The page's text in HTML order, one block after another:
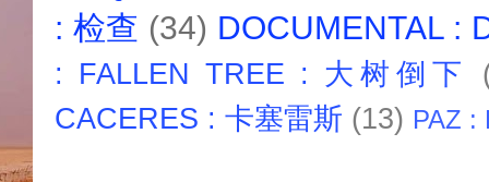
: 检查 (34) DOCUMENTAL :
: FALLEN TREE : 大树倒下
CACERES : 卡塞雷斯 (13) PAZ :